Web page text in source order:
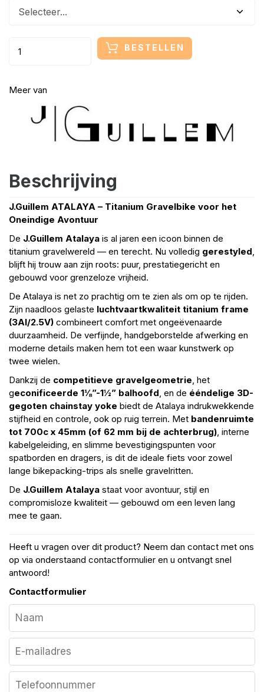
BESTELLEN
Meer van
Beschrijving
J.Guillem ATALAYA – Titanium Gravelbike voor het
Oneindige Avontuur
De J.Guillem Atalaya is al jaren een icoon binnen de
titanium gravelwereld — en terecht. Nu volledig gerestyled,
blijft hij trouw aan zijn roots: puur, prestatiegericht en
gebouwd voor grenzeloze vrijheid.
De Atalaya is net zo prachtig om te zien als om op te rijden.
Zijn naadloos gelaste luchtvaartkwaliteit titanium frame
(3Al/2.5V) combineert comfort met ongeëvenaarde
duurzaamheid. De verfijnde, handgeborstelde afwerking en
moderne details maken hem tot een waar kunstwerk op
twee wielen.
Dankzij de competitieve gravelgeometrie, het
geconificeerde 1⅛”-1½” balhoofd, en de ééndelige 3D-
gegoten chainstay yoke biedt de Atalaya indrukwekkende
stijfheid en controle, ook op ruig terrein. Met bandenruimte
tot 700c x 45mm (of 62 mm bij de achterbrug), interne
kabelgeleiding, en slimme bevestigingspunten voor
spatborden en dragers, is dit de ideale fiets voor zowel
lange bikepacking-trips als snelle gravelritten.
De J.Guillem Atalaya staat voor avontuur, stijl en
compromisloze kwaliteit — gebouwd om een leven lang
mee te gaan.
Heeft u vragen over dit product? Neem dan contact met ons
op via onderstaand contactformulier en u ontvangt snel
antwoord!
Contactformulier